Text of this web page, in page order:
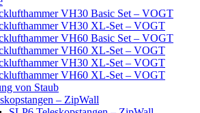
VH30 Basic Set – VOGT
VH30 XL-Set – VOGT
VH60 Basic Set – VOGT
VH60 XL-Set – VOGT
VH30 XL-Set – VOGT
VH60 XL-Set – VOGT
von Staub
– ZipWall